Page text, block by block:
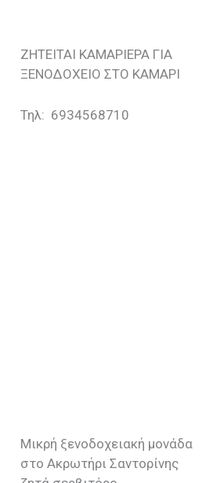
ΖΗΤΕΙΤΑΙ ΚΑΜΑΡΙΕΡΑ ΓΙΑ
ΞΕΝΟΔΟΧΕΙΟ ΣΤΟ ΚΑΜΑΡΙ
Τηλ: 6934568710
Μικρή ξενοδοχειακή μονάδα
στο Ακρωτήρι Σαντορίνης